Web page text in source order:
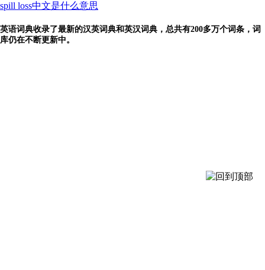
spill loss中文是什么意思
英语词典收录了最新的汉英词典和英汉词典，总共有200多万个词条，词
库仍在不断更新中。